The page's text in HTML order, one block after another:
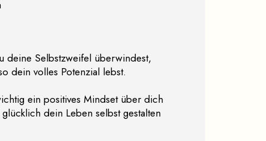
Selbstzweifel überwindest,
dein volles Potenzial lebst.
ein positives Mindset über dich
dein Leben selbst gestalten